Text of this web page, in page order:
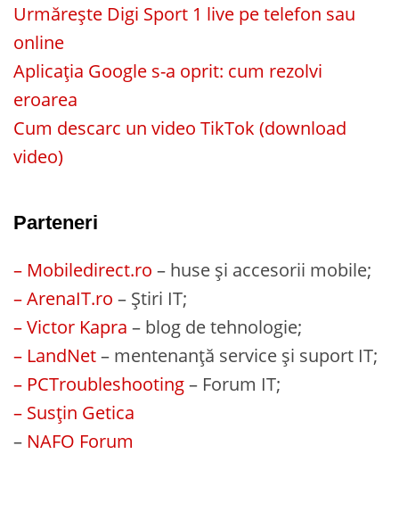
Urmărește Digi Sport 1 live pe telefon sau
online
Aplicația Google s-a oprit: cum rezolvi
eroarea
Cum descarc un video TikTok (download
video)
Parteneri
– Mobiledirect.ro – huse și accesorii mobile;
– ArenaIT.ro – Știri IT;
– Victor Kapra – blog de tehnologie;
– LandNet– mentenanță service și suport IT;
– PCTroubleshooting– Forum IT;
– Susțin Getica
– NAFO Forum